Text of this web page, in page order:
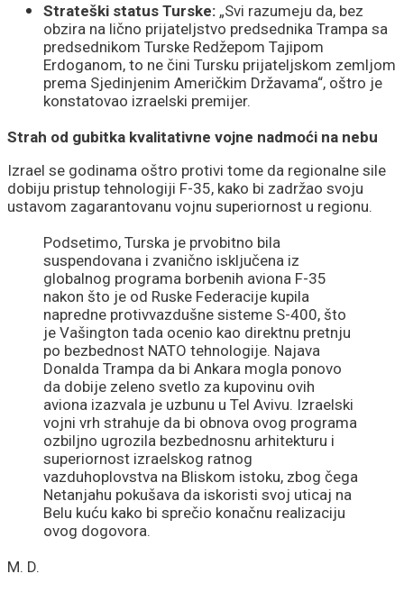
Strateški status Turske: „Svi razumeju da, bez
obzira na lično prijateljstvo predsednika Trampa sa
predsednikom Turske Redžepom Tajipom
Erdoganom, to ne čini Tursku prijateljskom zemljom
prema Sjedinjenim Američkim Državama“, oštro je
konstatovao izraelski premijer.
Strah od gubitka kvalitativne vojne nadmoći na nebu
Izrael se godinama oštro protivi tome da regionalne sile
dobiju pristup tehnologiji F-35, kako bi zadržao svoju
ustavom zagarantovanu vojnu superiornost u regionu.
Podsetimo, Turska je prvobitno bila
suspendovana i zvanično isključena iz
globalnog programa borbenih aviona F-35
nakon što je od Ruske Federacije kupila
napredne protivvazdušne sisteme S-400, što
je Vašington tada ocenio kao direktnu pretnju
po bezbednost NATO tehnologije. Najava
Donalda Trampa da bi Ankara mogla ponovo
da dobije zeleno svetlo za kupovinu ovih
aviona izazvala je uzbunu u Tel Avivu. Izraelski
vojni vrh strahuje da bi obnova ovog programa
ozbiljno ugrozila bezbednosnu arhitekturu i
superiornost izraelskog ratnog
vazduhoplovstva na Bliskom istoku, zbog čega
Netanjahu pokušava da iskoristi svoj uticaj na
Belu kuću kako bi sprečio konačnu realizaciju
ovog dogovora.
M. D.